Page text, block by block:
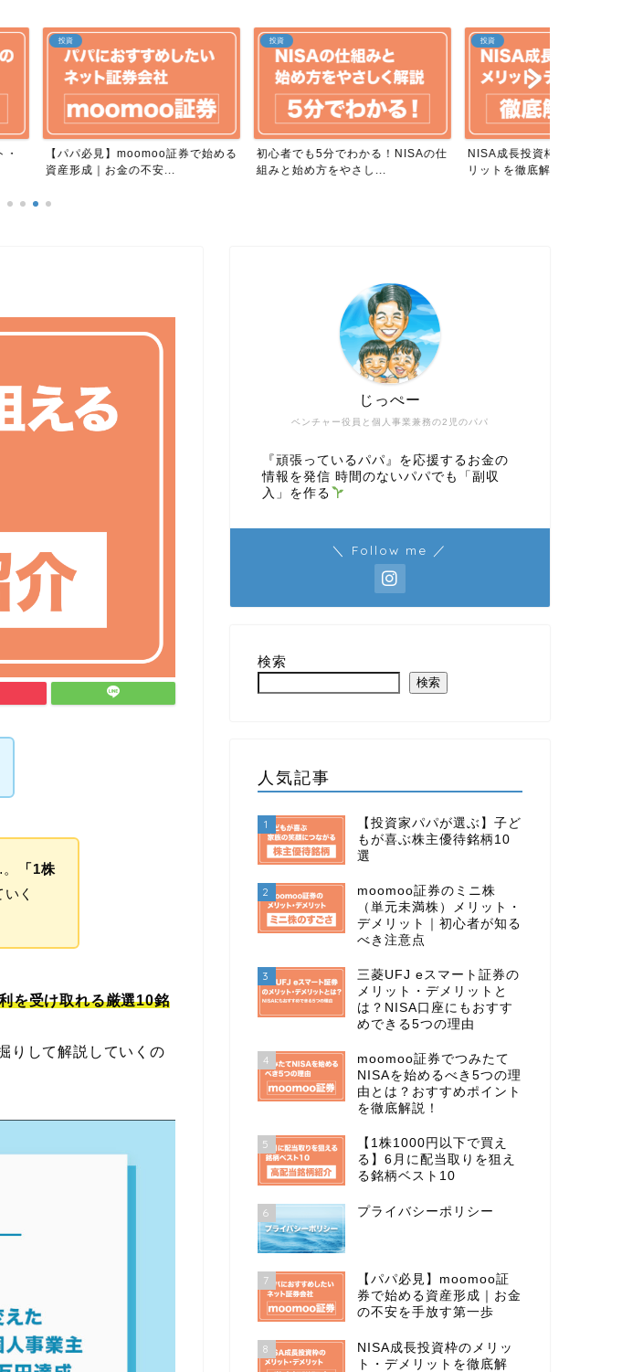
moomoo証券で始める
金の不安...
初心者でも5分でわかる！NISAの仕
組みと始め方をやさし...
NISA成長投資枠のメリット・デメ
リットを徹底解説！
「1株
く
を受け取れる厳選10銘
りして解説していくの
ベンチャー役員と個人事業兼務の2児のパパ
じっぺー
『頑張っているパパ』を応援するお金の
情報を発信 時間のないパパでも「副収
入」を作る
＼ Follow me ／
検索
検索
人気記事
1
【投資家パパが選ぶ】子ど
もが喜ぶ株主優待銘柄10
選
2
moomoo証券のミニ株
（単元未満株）メリット・
デメリット｜初心者が知る
べき注意点
3
三菱UFJ eスマート証券の
メリット・デメリットと
は？NISA口座にもおすす
めできる5つの理由
4
moomoo証券でつみたて
NISAを始めるべき5つの理
由とは？おすすめポイント
を徹底解説！
5
【1株1000円以下で買え
る】6月に配当取りを狙え
る銘柄ベスト10
6 プライバシーポリシー
7
【パパ必見】moomoo証
券で始める資産形成｜お金
の不安を手放す第一歩
8
NISA成長投資枠のメリッ
ト・デメリットを徹底解